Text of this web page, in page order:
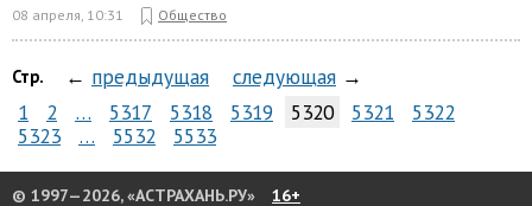
08 апреля, 10:31 Общество
Стр. ← предыдущая следующая →
1
2 … 5317 5318 5319 5320 5321
5322
5323
… 5532 5533
© 1997—2026, «АСТРАХАНЬ.РУ» 16+